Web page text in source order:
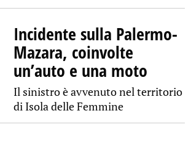
Incidente sulla Palermo-
Mazara, coinvolte
un’auto e una moto
Il sinistro è avvenuto nel territorio
di Isola delle Femmine